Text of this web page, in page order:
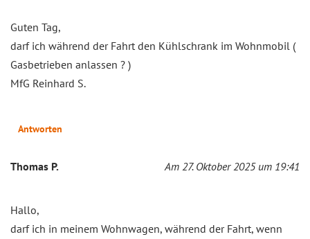
Guten Tag,
darf ich während der Fahrt den Kühlschrank im Wohnmobil (
Gasbetrieben anlassen ? )
MfG Reinhard S.
Antworten
Thomas P. Am 27. Oktober 2025 um 19:41
Hallo,
darf ich in meinem Wohnwagen, während der Fahrt, wenn